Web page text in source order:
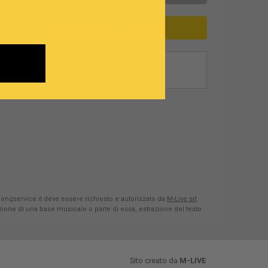
deve essere richiesto e autorizzato da M-Live srl.
di una base musicale o parte di essa, estrazione del testo
Sito creato da M-LIVE